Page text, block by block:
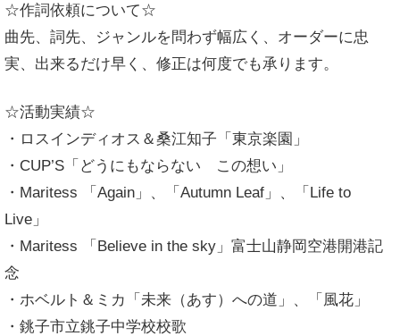
☆作詞依頼について☆
曲先、詞先、ジャンルを問わず幅広く、オーダーに忠
実、出来るだけ早く、修正は何度でも承ります。
☆活動実績☆
・ロスインディオス＆桑江知子「東京楽園」
・CUP’S「どうにもならない この想い」
・Maritess 「Again」、「Autumn Leaf」、「Life to
Live」
・Maritess 「Believe in the sky」富士山静岡空港開港記
念
・ホベルト＆ミカ「未来（あす）への道」、「風花」
・銚子市立銚子中学校校歌